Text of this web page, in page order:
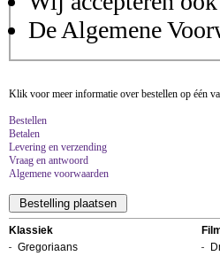
De Algemene
Klik voor meer informatie over bestellen op één
Bestellen
Betalen
Levering en verzending
Vraag en antwoord
Algemene voorwaarden
Klassiek
Gregoriaans